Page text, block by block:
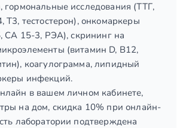
гормональные исследования (ТТГ,
T3, тестостерон), онкомаркеры
15-3, РЭА), скрининг на
(витамин D, B12,
коагулограмма, липидный
инфекций.
в вашем личном кабинете,
на дом, скидка 10% при онлайн-
лаборатории подтверждена